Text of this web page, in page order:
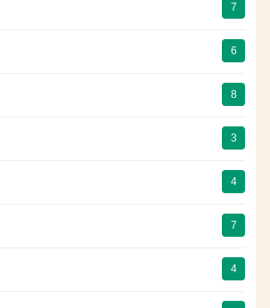
7
6
8
3
4
7
4